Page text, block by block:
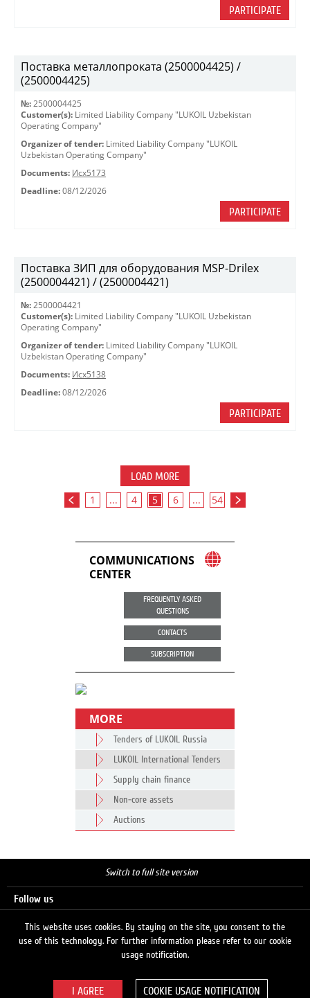
PARTICIPATE
Поставка металлопроката (2500004425) /
(2500004425)
№: 2500004425
Customer(s): Limited Liability Company "LUKOIL Uzbekistan
Operating Company"
Organizer of tender: Limited Liability Company "LUKOIL
Uzbekistan Operating Company"
Documents: Исх5173
Deadline: 08/12/2026
PARTICIPATE
Поставка ЗИП для оборудования MSP-Drilex
(2500004421) / (2500004421)
№: 2500004421
Customer(s): Limited Liability Company "LUKOIL Uzbekistan
Operating Company"
Organizer of tender: Limited Liability Company "LUKOIL
Uzbekistan Operating Company"
Documents: Исх5138
Deadline: 08/12/2026
PARTICIPATE
LOAD MORE
1 ... 4 5 6 ... 54
COMMUNICATIONS
CENTER
FREQUENTLY ASKED
QUESTIONS
CONTACTS
SUBSCRIPTION
MORE
Tenders of LUKOIL Russia
LUKOIL International Tenders
Supply chain finance
Non-core assets
Auctions
Switch to full site version
Follow us
This website uses cookies. By staying on the site, you consent to the
use of this technology. For further information please refer to our cookie
usage notification.
COOKIE USAGE NOTIFICATION